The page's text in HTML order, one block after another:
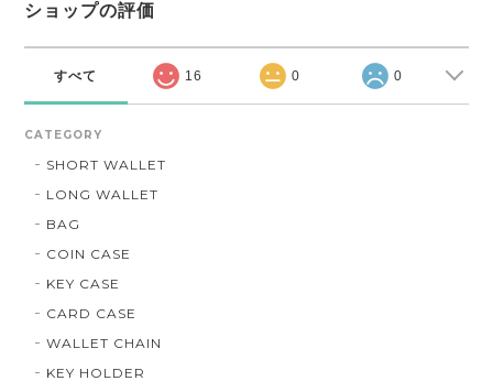
ショップの評価
すべて 16 0 0
CATEGORY
SHORT WALLET
LONG WALLET
BAG
COIN CASE
KEY CASE
CARD CASE
WALLET CHAIN
KEY HOLDER